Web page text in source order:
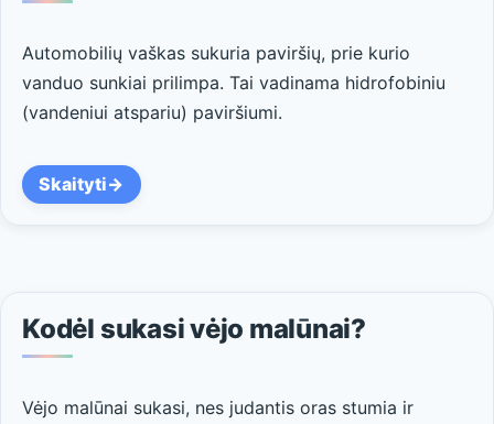
Automobilių vaškas sukuria paviršių, prie kurio
vanduo sunkiai prilimpa. Tai vadinama hidrofobiniu
(vandeniui atspariu) paviršiumi.
Skaityti
Kodėl sukasi vėjo malūnai?
Vėjo malūnai sukasi, nes judantis oras stumia ir